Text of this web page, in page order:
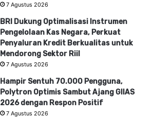
7 Agustus 2026
BRI Dukung Optimalisasi Instrumen
Pengelolaan Kas Negara, Perkuat
Penyaluran Kredit Berkualitas untuk
Mendorong Sektor Riil
7 Agustus 2026
Hampir Sentuh 70.000 Pengguna,
Polytron Optimis Sambut Ajang GIIAS
2026 dengan Respon Positif
7 Agustus 2026